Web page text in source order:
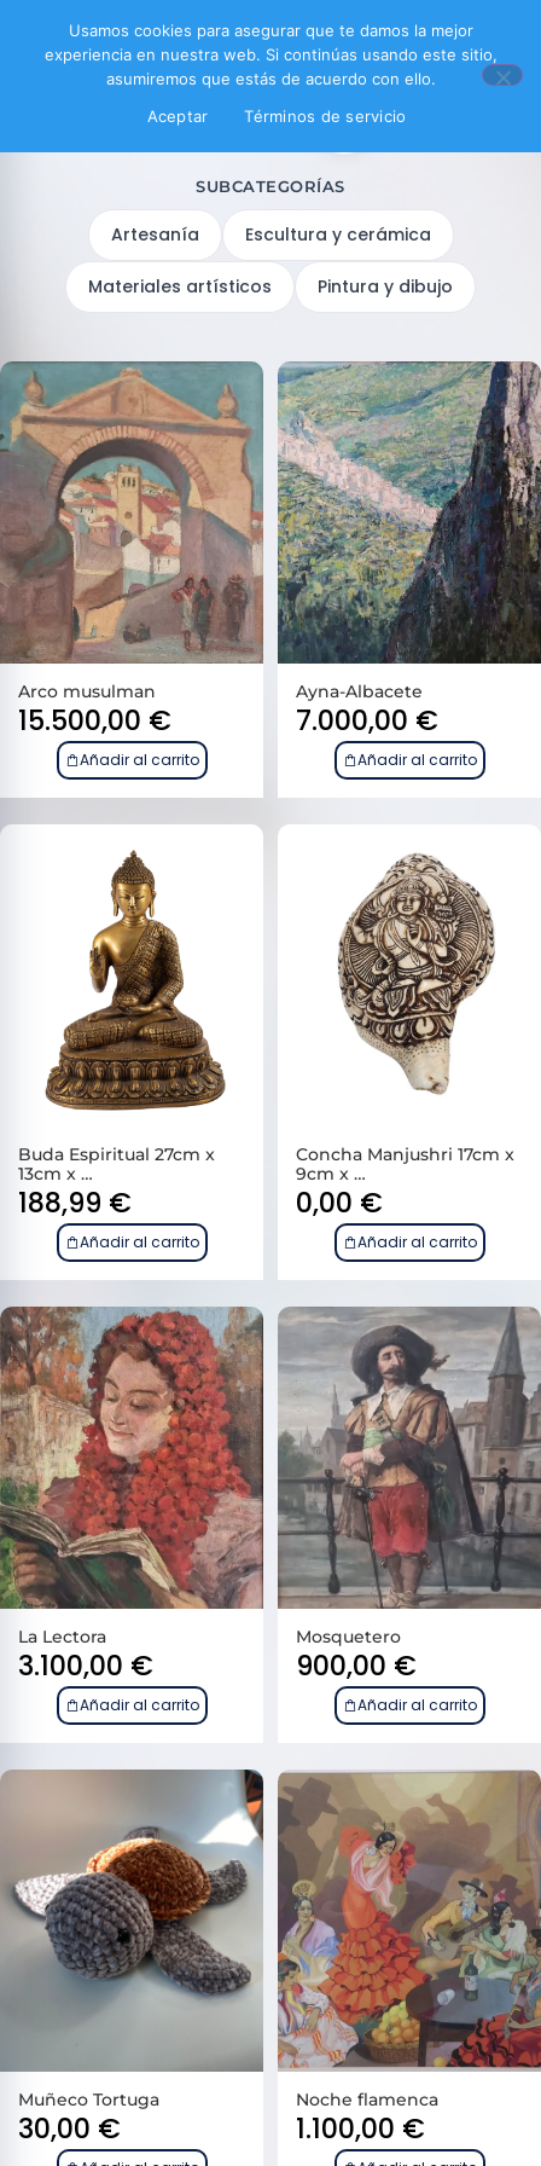
Filtrar productos
SUBCATEGORÍAS
Artesanía Escultura y cerámica
Materiales artísticos Pintura y dibujo
Arco musulman
15.500,00 €
Añadir al carrito
Ayna-Albacete
7.000,00 €
Añadir al carrito
Buda Espiritual 27cm x
13cm x …
188,99 €
Añadir al carrito
Concha Manjushri 17cm x
9cm x …
0,00 €
Añadir al carrito
La Lectora
3.100,00 €
Añadir al carrito
Mosquetero
900,00 €
Añadir al carrito
Muñeco Tortuga
30,00 €
Noche flamenca
1.100,00 €
Usamos cookies para asegurar que te damos la mejor
experiencia en nuestra web. Si continúas usando este sitio,
asumiremos que estás de acuerdo con ello.
Aceptar
Términos de servicio